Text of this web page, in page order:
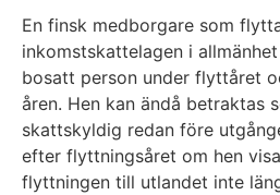
En finsk medborgare som
inkomstskattelagen i
bosatt person under flyttåret
åren. Hen kan ändå betraktas
skattskyldig redan före
efter flyttningsåret om hen
flyttningen till utlandet inte